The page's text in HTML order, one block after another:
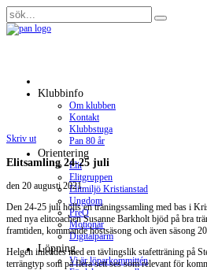
Klubbinfo
Om klubben
Kontakt
Klubbstuga
Pan 80 år
Orientering
Elit
Elitgruppen
Elitmiljö Kristianstad
Ungdom
PreO
Motionär
Digitalpärm
Löpning
Vi är löparkommittén
Skriv ut
Elitsamling 24-25 juli
den 20 augusti 2021.
Den 24-25 juli hölls en träningssamling med bas i
med nya elitcoachen Susanne Barkholt bjöd på bra
framtiden, kommande höstsäsong och även säsong
Helgen inleddes med en tävlingslik stafetträning på
terrängtyp som på flera sett ses som relevant för